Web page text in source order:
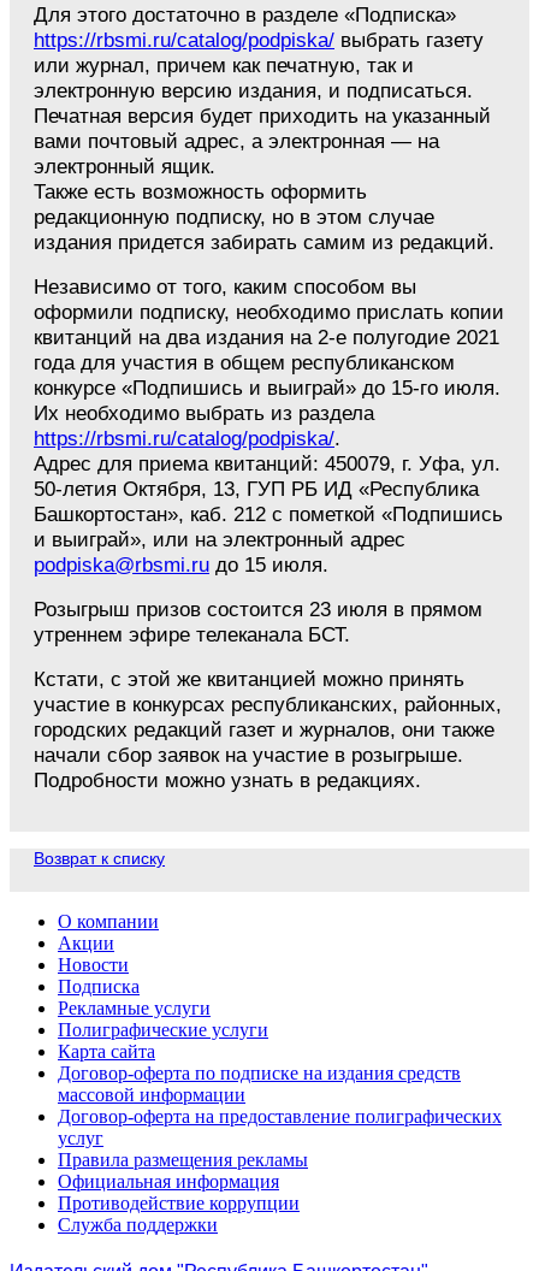
Для этого достаточно в разделе «Подписка»
https://rbsmi.ru/catalog/podpiska/ выбрать газету
или журнал, причем как печатную, так и
электронную версию издания, и подписаться.
Печатная версия будет приходить на указанный
вами почтовый адрес, а электронная — на
электронный ящик.
Также есть возможность оформить
редакционную подписку, но в этом случае
издания придется забирать самим из редакций.
Независимо от того, каким способом вы
оформили подписку, необходимо прислать копии
квитанций на два издания на 2-е полугодие 2021
года для участия в общем республиканском
конкурсе «Подпишись и выиграй» до 15-го июля.
Их необходимо выбрать из раздела
https://rbsmi.ru/catalog/podpiska/.
Адрес для приема квитанций: 450079, г. Уфа, ул.
50-летия Октября, 13, ГУП РБ ИД «Республика
Башкортостан», каб. 212 с пометкой «Подпишись
и выиграй», или на электронный адрес
podpiska@rbsmi.ru до 15 июля.
Розыгрыш призов состоится 23 июля в прямом
утреннем эфире телеканала БСТ.
Кстати, с этой же квитанцией можно принять
участие в конкурсах республиканских, районных,
городских редакций газет и журналов, они также
начали сбор заявок на участие в розыгрыше.
Подробности можно узнать в редакциях.
Возврат к списку
О компании
Акции
Новости
Подписка
Рекламные услуги
Полиграфические услуги
Карта сайта
Договор-оферта по подписке на издания средств
массовой информации
Договор-оферта на предоставление полиграфических
услуг
Правила размещения рекламы
Официальная информация
Противодействие коррупции
Cлужба поддержки